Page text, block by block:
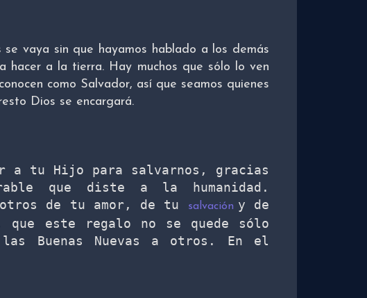
vaya sin que hayamos hablado a los demás
hacer a la tierra. Hay muchos que sólo lo ven
como Salvador, así que seamos quienes
Dios se encargará.
a tu Hijo para salvarnos, gracias
que diste a la humanidad.
otros de tu amor, de tu
salvación y de
este regalo no se quede sólo
las Buenas Nuevas a otros. En el